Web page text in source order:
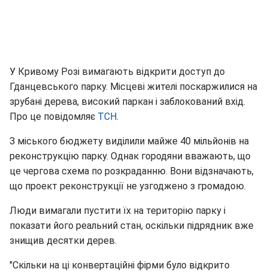
У Кривому Розі вимагають відкрити доступ до
Гданцевського парку. Місцеві жителі поскаржилися на
зрубані дерева, високий паркан і заблокований вхід.
Про це повідомляє ТСН.
З міського бюджету виділили майже 40 мільйонів на
реконструкцію парку. Однак городяни вважають, що
це чергова схема по розкраданню. Вони відзначають,
що проект реконструкції не узгоджено з громадою.
Люди вимагали пустити їх на територію парку і
показати його реальний стан, оскільки підрядник вже
знищив десятки дерев.
"Скільки на ці конвертаційні фірми було відкрито